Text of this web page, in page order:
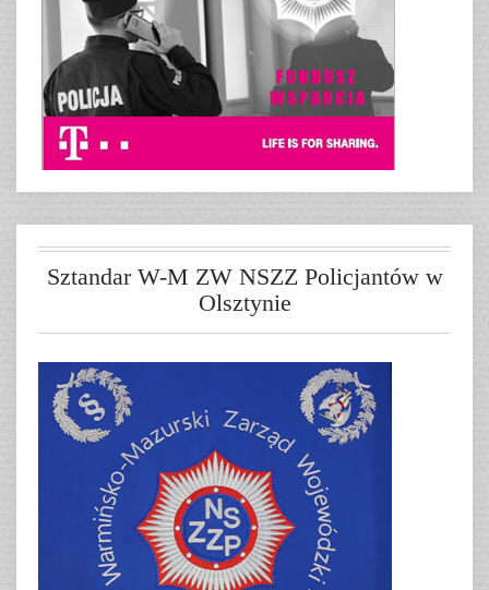
Sztandar W-M ZW NSZZ Policjantów w
Olsztynie